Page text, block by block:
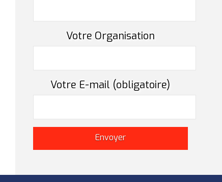
Votre Organisation
Votre E-mail (obligatoire)